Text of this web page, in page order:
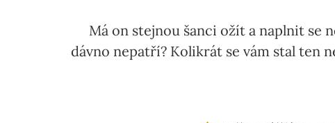
Má on stejnou šanci ožít a naplnit se
dávno nepatří? Kolikrát se vám stal ten